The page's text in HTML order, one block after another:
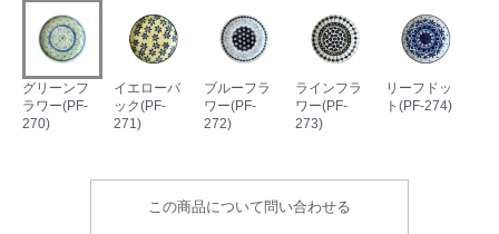
グリーンフ
ラワー(PF-
270)
イエローバ
ック(PF-
271)
ブルーフラ
ワー(PF-
272)
ラインフラ
ワー(PF-
273)
リーフドッ
ト(PF-274)
この商品について問い合わせる